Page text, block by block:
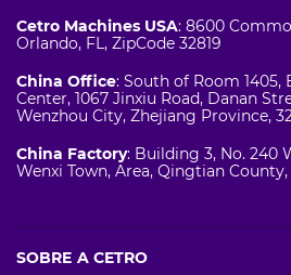
Cetro Machines USA: 8600
Orlando, FL, ZipCode 32819
China Office: South of Room 1405,
Center, 1067 Jinxiu Road, Danan
Wenzhou City, Zhejiang Province,
China Factory: Building 3, No. 240
Wenxi Town, Area, Qingtian
SOBRE A CETRO